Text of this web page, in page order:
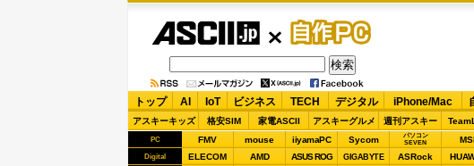
自作PC
トップ AI IoT ビジネス TECH デジタル iPhone/Mac
アスキーキッズ 格安SIM 家電ASCII アスキーグルメ 週刊アスキー
PC FMV mouse iiyamaPC Sycom
パソコン
SEVEN
Digital ELECOM AMD ASUS ROG GIGABYTE ASRock